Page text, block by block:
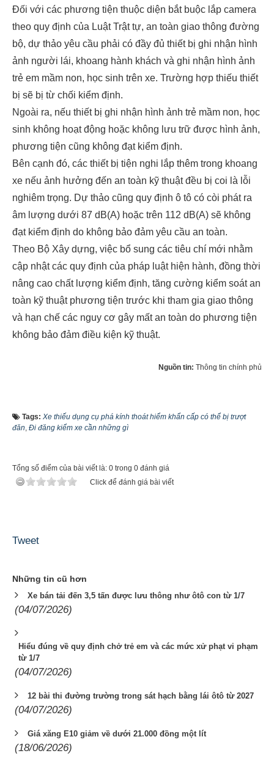
Đối với các phương tiện thuộc diện bắt buộc lắp camera
theo quy định của Luật Trật tự, an toàn giao thông đường
bộ, dự thảo yêu cầu phải có đầy đủ thiết bị ghi nhận hình
ảnh người lái, khoang hành khách và ghi nhận hình ảnh
trẻ em mầm non, học sinh trên xe. Trường hợp thiếu thiết
bị sẽ bị từ chối kiểm định.
Ngoài ra, nếu thiết bị ghi nhận hình ảnh trẻ mầm non, học
sinh không hoạt động hoặc không lưu trữ được hình ảnh,
phương tiện cũng không đạt kiểm định.
Bên cạnh đó, các thiết bị tiện nghi lắp thêm trong khoang
xe nếu ảnh hưởng đến an toàn kỹ thuật đều bị coi là lỗi
nghiêm trọng. Dự thảo cũng quy định ô tô có còi phát ra
âm lượng dưới 87 dB(A) hoặc trên 112 dB(A) sẽ không
đạt kiểm định do không bảo đảm yêu cầu an toàn.
Theo Bộ Xây dựng, việc bổ sung các tiêu chí mới nhằm
cập nhật các quy định của pháp luật hiện hành, đồng thời
nâng cao chất lượng kiểm định, tăng cường kiểm soát an
toàn kỹ thuật phương tiện trước khi tham gia giao thông
và hạn chế các nguy cơ gây mất an toàn do phương tiện
không bảo đảm điều kiện kỹ thuật.
Nguồn tin: Thông tin chính phủ
Tags: Xe thiếu dụng cụ phá kính thoát hiểm khẩn cấp có thể bị trượt
đăn, Đi đăng kiểm xe cần những gì
Tổng số điểm của bài viết là: 0 trong 0 đánh giá
Click để đánh giá bài viết
Tweet
Những tin cũ hơn
Xe bán tải đến 3,5 tấn được lưu thông như ôtô con từ 1/7
(04/07/2026)
Hiểu đúng về quy định chở trẻ em và các mức xử phạt vi phạm
từ 1/7
(04/07/2026)
12 bài thi đường trường trong sát hạch bằng lái ôtô từ 2027
(04/07/2026)
Giá xăng E10 giảm về dưới 21.000 đồng một lít
(18/06/2026)